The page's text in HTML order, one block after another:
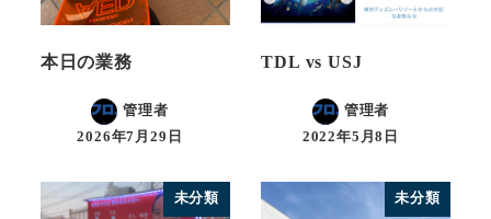
本日の業務
管理者
2026年7月29日
TDL vs USJ
管理者
2022年5月8日
未分類 未分類